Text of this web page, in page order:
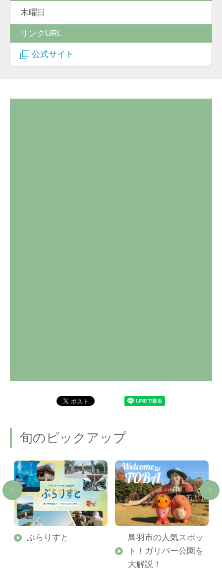
木曜日
リンクURL
公式サイト
旬のピックアップ
ぶらりすと
鳥羽市の人気スポッ
ト！ガリバー公園を
大解説！